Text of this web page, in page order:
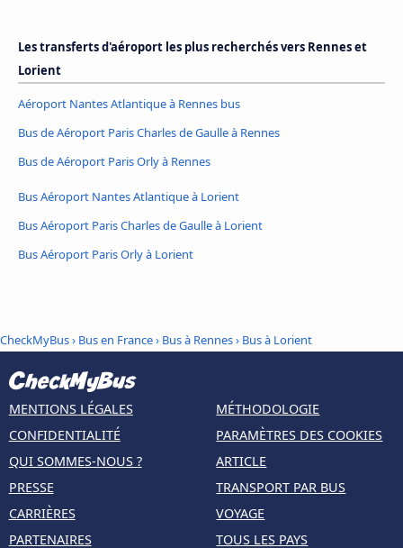
Les transferts d'aéroport les plus recherchés vers Rennes et
Lorient
Aéroport Nantes Atlantique à Rennes bus
Bus de Aéroport Paris Charles de Gaulle à Rennes
Bus de Aéroport Paris Orly à Rennes
Bus Aéroport Nantes Atlantique à Lorient
Bus Aéroport Paris Charles de Gaulle à Lorient
Bus Aéroport Paris Orly à Lorient
CheckMyBus› Bus en France› Bus à Rennes› Bus à Lorient
MENTIONS LÉGALES
CONFIDENTIALITÉ
QUI SOMMES-NOUS ?
PRESSE
CARRIÈRES
PARTENAIRES
MÉTHODOLOGIE
PARAMÈTRES DES COOKIES
ARTICLE
TRANSPORT PAR BUS
VOYAGE
TOUS LES PAYS